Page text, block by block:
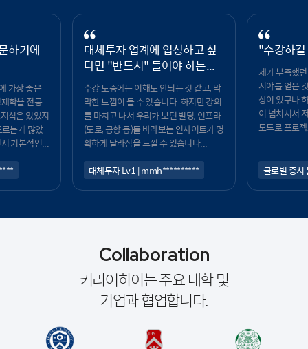
하기에
가장 좋은
학을 전공
식은 있었지
는게 많았
기본적인...
대체투자 업계에 입성하고 싶
다면 "반드시" 들어야 하는...
수강 도중에는 이해도 안되는 것 같고, 막
막한 느낌이 들 수 있습니다. 하지만 강의
를 마치고 나서 우리가 보던 빌딩, 인프라
(도로, 공항 등)를 바라보는 인사이트가 명
확하게 달라짐을 느낄 수 있습니다...
대체투자 Lv1 | mmh**********
"수강하
제가 부족했
시야를 얻은
상이 있구나
이 넘치셔서
모드로 프로
글로벌 증
Collaboration
커리어하이는 주요 대학 및
기업과 협업합니다.